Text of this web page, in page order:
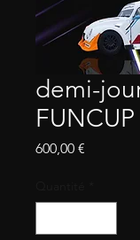
demi-
600,00 €